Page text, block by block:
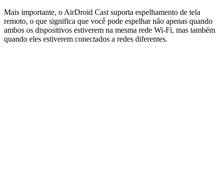
Mais importante, o AirDroid Cast suporta espelhamento de tela
remoto, o que significa que você pode espelhar não apenas quando
ambos os dispositivos estiverem na mesma rede Wi‑Fi, mas também
quando eles estiverem conectados a redes diferentes.